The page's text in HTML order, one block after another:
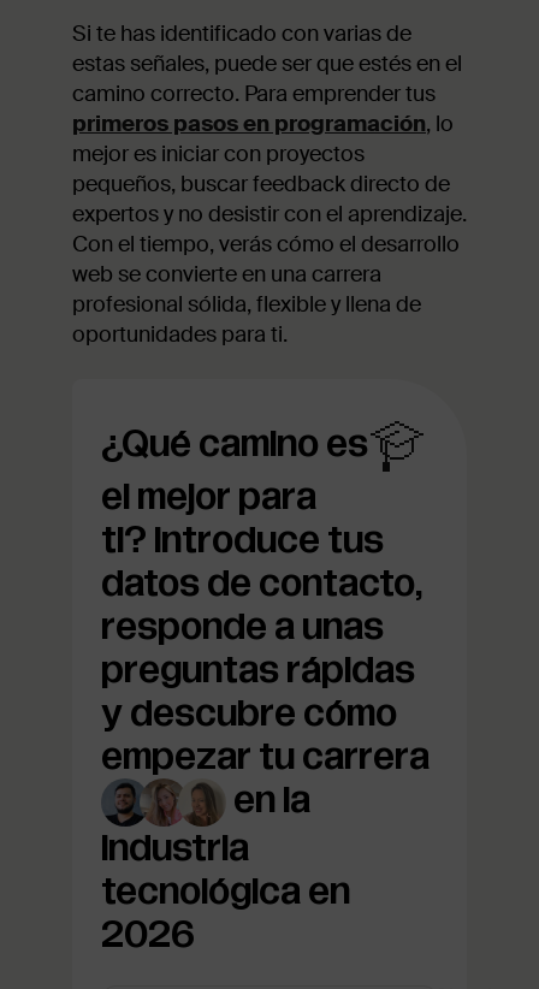
Si te has identificado con varias de
estas señales, puede ser que estés en el
camino correcto. Para emprender tus
primeros pasos en programación, lo
mejor es iniciar con proyectos
pequeños, buscar feedback directo de
expertos y no desistir con el aprendizaje.
Con el tiempo, verás cómo el desarrollo
web se convierte en una carrera
profesional sólida, flexible y llena de
oportunidades para ti.
¿Qué camino es
el mejor para
ti? Introduce tus
datos de contacto,
responde a unas
preguntas rápidas
y descubre cómo
empezar tu carrera
en la
industria
tecnológica en
2026